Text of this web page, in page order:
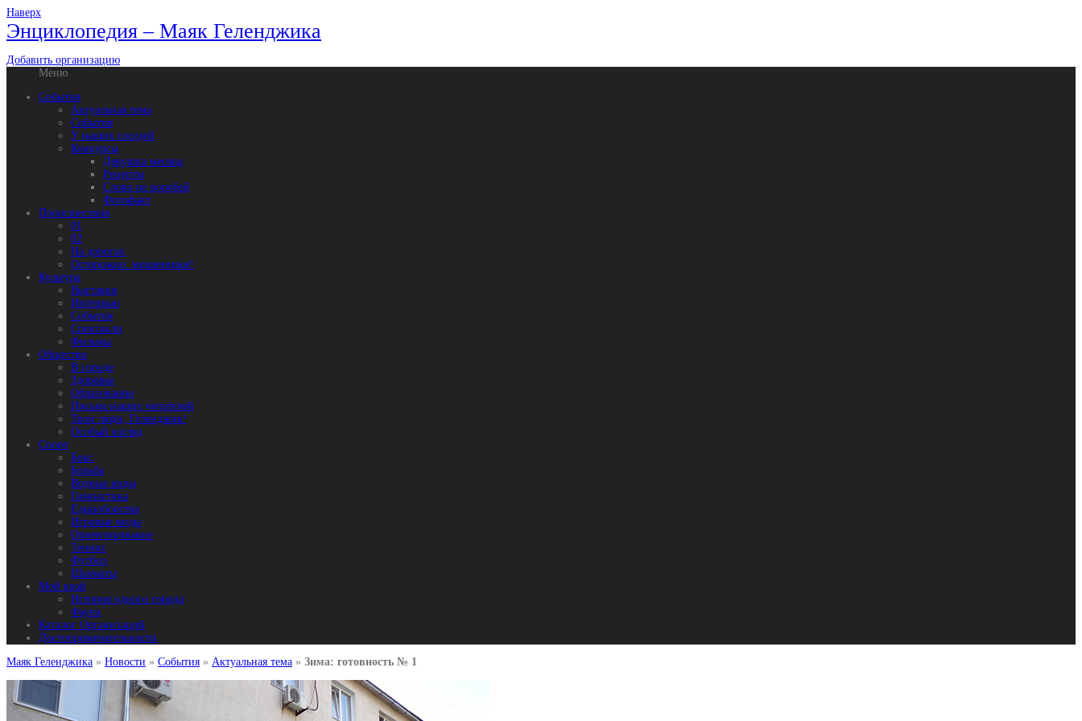
Наверх
Энциклопедия – Маяк Геленджика
Добавить организацию
Меню
События
Актуальная тема
События
У наших соседей
Конкурсы
Девушка месяца
Рецепты
Слово не воробей
Фотофакт
Происшествия
01
02
На дорогах
Осторожно: мошенники!
Культура
Выставки
Интервью
События
Спектакли
Фильмы
Общество
В городе
Здоровье
Образование
Письма наших читателей
Твои люди, Геленджик!
Особый взгляд
Спорт
Бокс
Борьба
Водные виды
Гимнастика
Единоборства
Игровые виды
Ориентирование
Теннис
Футбол
Шахматы
Мой край
История одного города
Фауна
Каталог Организаций
Достопримечательности
Маяк Геленджика » Новости » События » Актуальная тема » Зима: готовность № 1